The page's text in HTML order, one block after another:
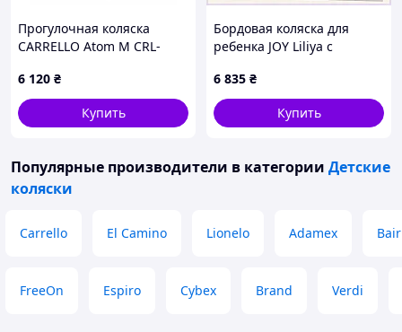
Прогулочная коляска
CARRELLO Atom M CRL-
складная, для
путешествий
6 120 ₴
Купить
Бордовая коляска для
ребенка JOY Liliya с
259H5T585
6 835 ₴
Купить
Популярные производители в категории Детские
коляски
Carrello El Camino Lionelo Adamex Bair
FreeOn Espiro Cybex Brand Verdi